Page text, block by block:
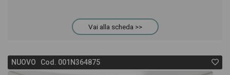
Vai alla scheda >>
NUOVO Cod. 001N364875